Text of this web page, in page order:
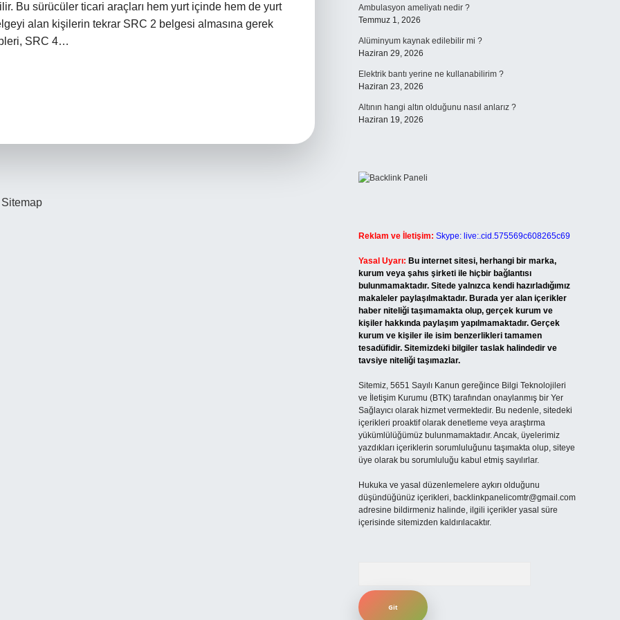
Bu sürücüler ticari araçları hem yurt içinde hem de yurt
alan kişilerin tekrar SRC 2 belgesi almasına gerek
SRC 4…
Sitemap
Ambulasyon ameliyatı nedir ?
Temmuz 1, 2026
Alüminyum kaynak edilebilir mi ?
Haziran 29, 2026
Elektrik bantı yerine ne kullanabilirim ?
Haziran 23, 2026
Altının hangi altın olduğunu nasıl anlarız ?
Haziran 19, 2026
Reklam ve İletişim: Skype: live:.cid.575569c608265c69
Yasal Uyarı: Bu internet sitesi, herhangi bir marka,
kurum veya şahıs şirketi ile hiçbir bağlantısı
bulunmamaktadır. Sitede yalnızca kendi hazırladığımız
makaleler paylaşılmaktadır. Burada yer alan içerikler
haber niteliği taşımamakta olup, gerçek kurum ve
kişiler hakkında paylaşım yapılmamaktadır. Gerçek
kurum ve kişiler ile isim benzerlikleri tamamen
tesadüfidir. Sitemizdeki bilgiler taslak halindedir ve
tavsiye niteliği taşımazlar.
Sitemiz, 5651 Sayılı Kanun gereğince Bilgi Teknolojileri
ve İletişim Kurumu (BTK) tarafından onaylanmış bir Yer
Sağlayıcı olarak hizmet vermektedir. Bu nedenle, sitedeki
içerikleri proaktif olarak denetleme veya araştırma
yükümlülüğümüz bulunmamaktadır. Ancak, üyelerimiz
yazdıkları içeriklerin sorumluluğunu taşımakta olup, siteye
üye olarak bu sorumluluğu kabul etmiş sayılırlar.
Hukuka ve yasal düzenlemelere aykırı olduğunu
düşündüğünüz içerikleri, backlinkpanelicomtr@gmail.com
adresine bildirmeniz halinde, ilgili içerikler yasal süre
içerisinde sitemizden kaldırılacaktır.